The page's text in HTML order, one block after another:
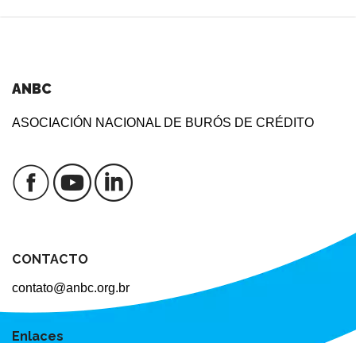
ANBC
ASOCIACIÓN NACIONAL DE BURÓS DE CRÉDITO
CONTACTO
contato@anbc.org.br
Enlaces